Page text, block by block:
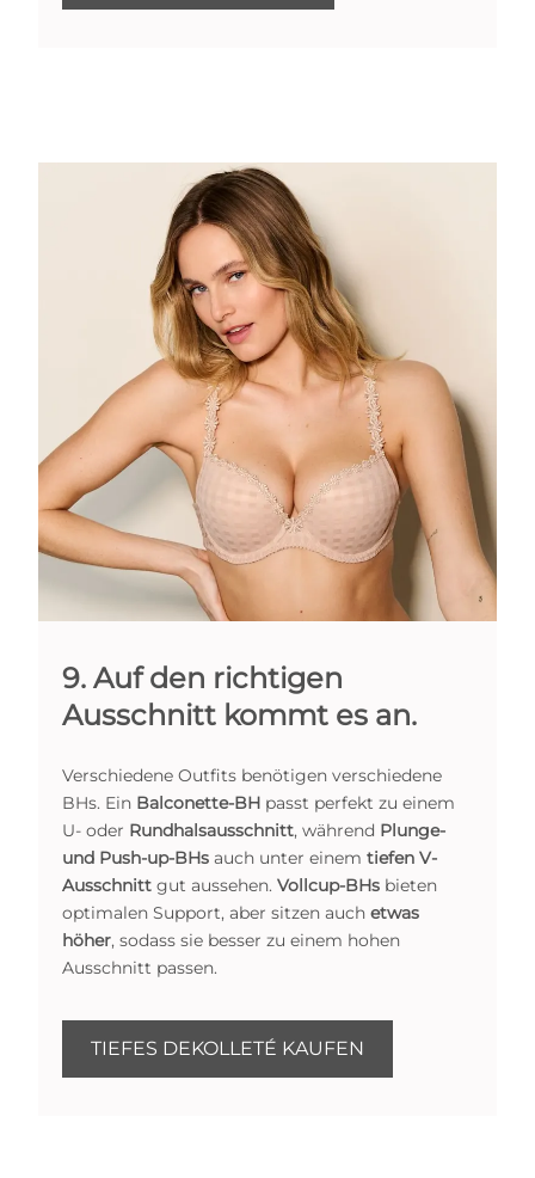
9. Auf den richtigen
Ausschnitt kommt es an.
Verschiedene Outfits benötigen verschiedene
BHs. Ein Balconette-BH passt perfekt zu einem
U- oder Rundhalsausschnitt, während Plunge-
und Push-up-BHs auch unter einem tiefen V-
Ausschnitt gut aussehen. Vollcup-BHs bieten
optimalen Support, aber sitzen auch etwas
höher, sodass sie besser zu einem hohen
Ausschnitt passen.
TIEFES DEKOLLETÉ KAUFEN